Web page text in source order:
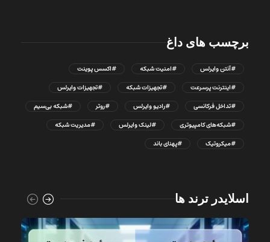
برچسب های داغ
#آنتن وایرلس #امنیت شبکه
#اکسس پوینت
#اینترنت پرسرعت
#تجهیزات شبکه
#تجهیزات وایرلس
#تداخل فرکانسی
#رادیو وایرلس #روتر
#شبکه بی‌سیم
#شبکه‌های کامپیوتری
#لینک وایرلس
#مدیریت شبکه
#میکروتیک
#پهنای باند
اسلایدر ترند ها